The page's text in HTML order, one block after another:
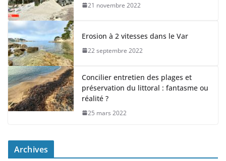
21 novembre 2022
Erosion à 2 vitesses dans le Var
22 septembre 2022
Concilier entretien des plages et
préservation du littoral : fantasme ou
réalité ?
25 mars 2022
Archives